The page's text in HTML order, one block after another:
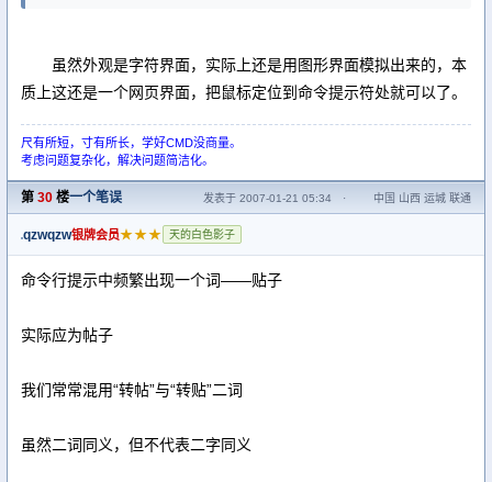
虽然外观是字符界面，实际上还是用图形界面模拟出来的，本
质上这还是一个网页界面，把鼠标定位到命令提示符处就可以了。
尺有所短，寸有所长，学好CMD没商量。
考虑问题复杂化，解决问题简洁化。
第 30 楼一个笔误 发表于 2007-01-21 05:34 · 中国 山西 运城 联通
qzwqzw银牌会员★★★ 天的白色影子
命令行提示中频繁出现一个词——贴子
实际应为帖子
我们常常混用“转帖”与“转贴”二词
虽然二词同义，但不代表二字同义